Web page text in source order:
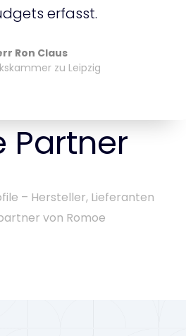
erfasst.
Ron Claus
zu Leipzig
Partner
– Hersteller, Lieferanten
von Romoe